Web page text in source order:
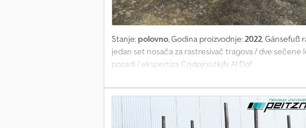
Stanje: polovno, Godina proizvodnje:2022, Gänsefuß
jedan set nosača za rastresivač tragova / dve
pozadi / ekspertiza Crjdpjrxutkjfx Al Dof